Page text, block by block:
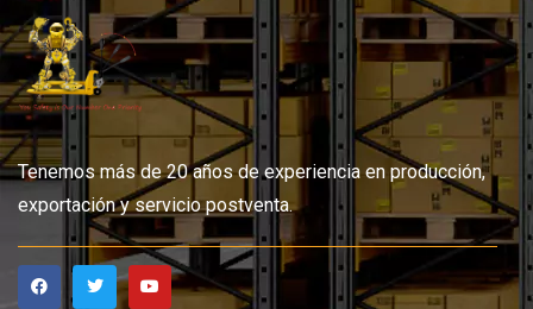
Tenemos más de 20 años de experiencia en producción,
exportación y servicio postventa.